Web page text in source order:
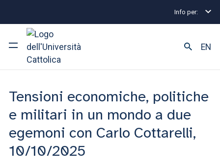
Info per:
Corsi di studio
Ricerca
Facoltà e campus
EN
IIS Gaetano
IIS Gaetano Filangieri
Tensioni economiche, politiche
e militari in un mondo a due
egemoni con Carlo Cottarelli,
10/10/2025